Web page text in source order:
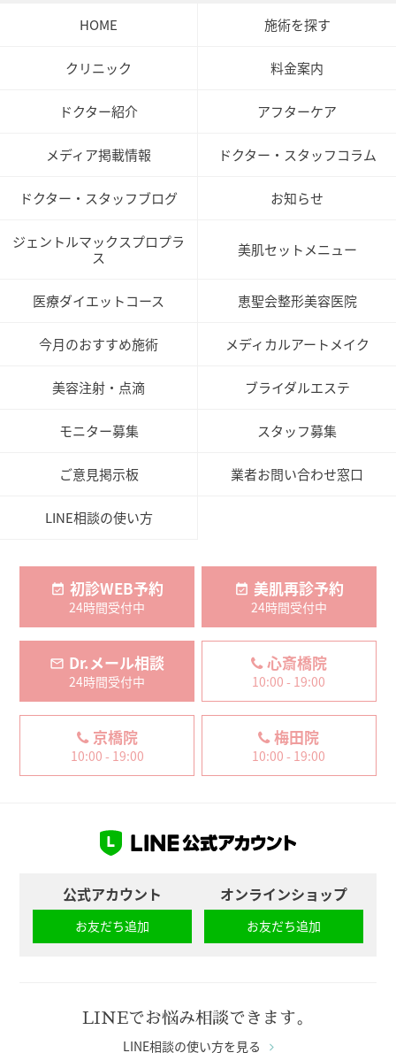
HOME 施術を探す
クリニック 料金案内
ドクター紹介 アフターケア
メディア掲載情報 ドクター・スタッフコラム
ドクター・スタッフブログ お知らせ
ジェントルマックスプロプラ
ス
美肌セットメニュー
医療ダイエットコース 恵聖会整形美容医院
今月のおすすめ施術 メディカルアートメイク
美容注射・点滴 ブライダルエステ
モニター募集 スタッフ募集
ご意見掲示板 業者お問い合わせ窓口
LINE相談の使い方
初診WEB予約
24時間受付中
美肌再診予約
24時間受付中
Dr.メール相談
24時間受付中
心斎橋院
10:00 - 19:00
京橋院
10:00 - 19:00
梅田院
10:00 - 19:00
公式アカウント
お友だち追加
オンラインショップ
お友だち追加
LINEでお悩み相談できます。
LINE相談の使い方を見る